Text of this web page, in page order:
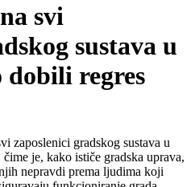
svi
sustava u
dobili regres
zaposlenici gradskog sustava u
je, kako ističe gradska uprava,
nepravdi prema ljudima koji